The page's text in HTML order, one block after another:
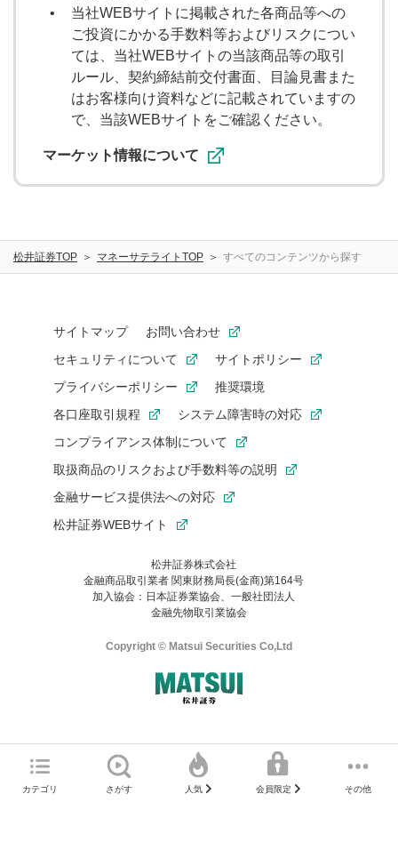
カテゴリ さがす 人気 会員限定 その他
調べたい内容
画面操作 手続き
サービス案内
よくある困りごと
再発行 ログイン
取引の種類
投資信託取引 FX取引
ツール
お客様サイト 日本株アプリ
米国株お客様サイト 米国株アプリ
サービス・商品詳細
当社WEBサイトに掲載された各商品等への
ご投資にかかる手数料等およびリスクについ
ては、当社WEBサイトの当該商品等の取引
ルール、契約締結前交付書面、目論見書また
はお客様向け資料などに記載されていますの
で、当該WEBサイトをご確認ください。
マーケット情報について
松井証券TOP マネーサテライトTOP すべてのコンテンツから探す
サイトマップ
お問い合わせ
セキュリティについて
サイトポリシー
プライバシーポリシー
推奨環境
各口座取引規程
システム障害時の対応
コンプライアンス体制について
取扱商品のリスクおよび手数料等の説明
金融サービス提供法への対応
松井証券WEBサイト
松井証券株式会社
金融商品取引業者 関東財務局長(金商)第164号
加入協会：日本証券業協会、一般社団法人
金融先物取引業協会
Copyright © Matsui Securities Co,Ltd
マネーサテライトのWEBサイトへようこそ
直前にご覧いただいていたWEBサイトは、当社が作成したもので
ご利用の環境(Internet Explorer)は、本サイトの推奨環境外のた
め、
一部の機能が正常に動作しない可能性があります。